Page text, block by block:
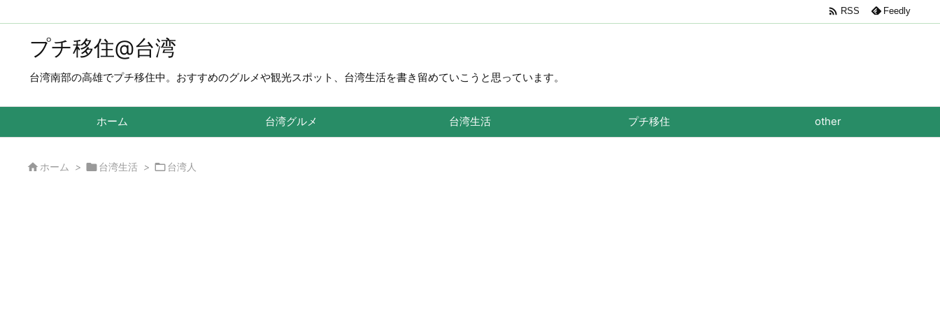
プチ移住@台湾
台湾南部の高雄でプチ移住中。おすすめのグルメや観光スポット、台湾生活を書き留めていこうと思っています。
ホーム 台湾グルメ 台湾生活 プチ移住 other
 RSS Feedly
 ホーム > 台湾生活 > 台湾人